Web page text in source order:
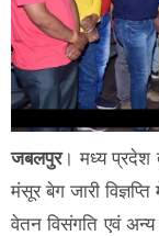
जबलपुर। मध्य प्रदेश
मंसूर बेग जारी
वेतन विसंगति एवं अन्य